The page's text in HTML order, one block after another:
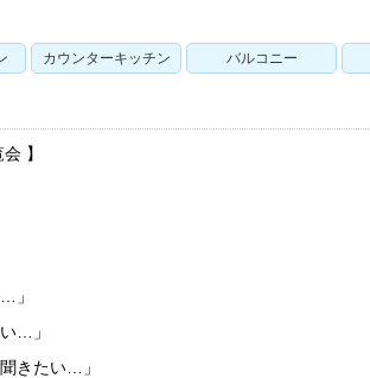
カウンターキッチン バルコニー
】
」
…」
きたい…」